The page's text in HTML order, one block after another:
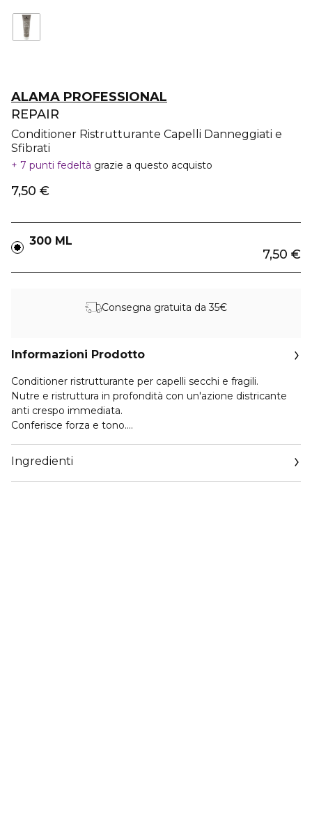
ALAMA PROFESSIONAL
REPAIR
Conditioner Ristrutturante Capelli Danneggiati e
Sfibrati
7 punti fedeltà grazie a questo acquisto
7,50 €
300 ML
7,50 €
Consegna gratuita da 35€
Informazioni Prodotto
Conditioner ristrutturante per capelli secchi e fragili.
Nutre e ristruttura in profondità con un'azione districante
anti crespo immediata.
Conferisce forza e tono.
Ingredienti